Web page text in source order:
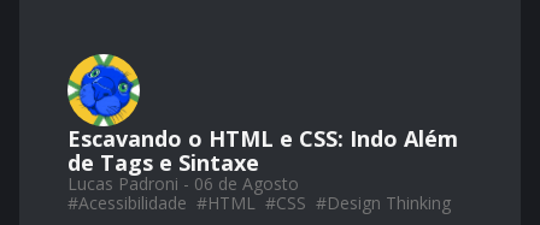
Escavando o HTML e CSS: Indo Além
de Tags e Sintaxe
Lucas Padroni - 06 de Agosto
#Acessibilidade #HTML #CSS #Design Thinking